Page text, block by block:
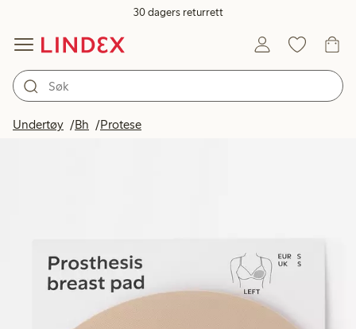
30 dagers returrett
Undertøy Bh Protese